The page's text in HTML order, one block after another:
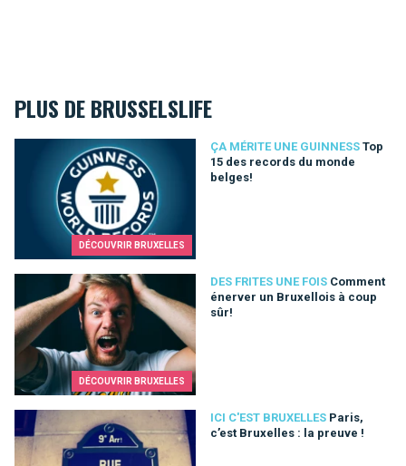
PLUS DE BRUSSELSLIFE
DÉCOUVRIR BRUXELLES
ÇA MÉRITE UNE GUINNESS Top
15 des records du monde
belges!
Top 15 des records du monde belges!
DÉCOUVRIR BRUXELLES
DES FRITES UNE FOIS Comment
énerver un Bruxellois à coup
sûr!
Comment énerver un Bruxellois à coup sûr!
ICI C'EST BRUXELLES Paris,
c’est Bruxelles : la preuve !
Paris, c’est Bruxelles : la preuve !